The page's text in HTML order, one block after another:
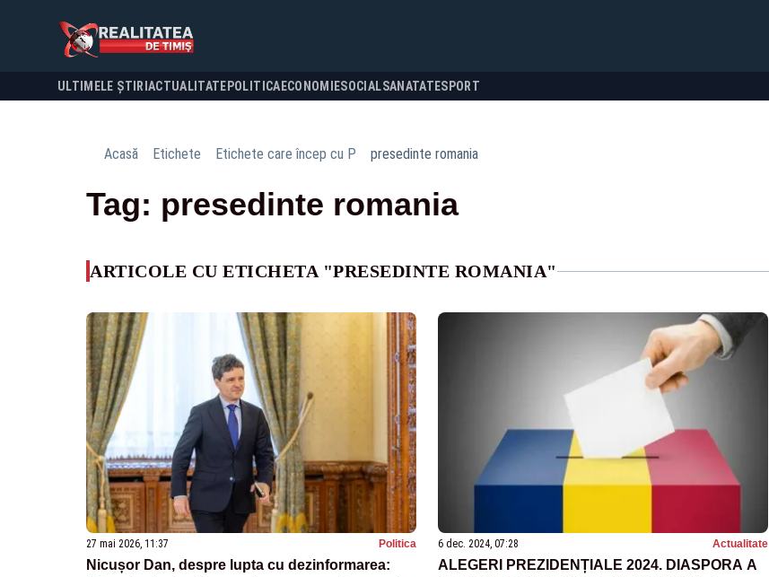
ULTIMELE ȘTIRI ACTUALITATE POLITICA ECONOMIESOCIALSANATATESPORT
Acasă Etichete Etichete care încep cu P presedinte romania
Tag: presedinte romania
ARTICOLE CU ETICHETA "PRESEDINTE ROMANIA"
27 mai 2026, 11:37 Politica
Nicușor Dan, despre lupta cu dezinformarea:
6 dec. 2024, 07:28 Actualitate
ALEGERI PREZIDENȚIALE 2024. DIASPORA A